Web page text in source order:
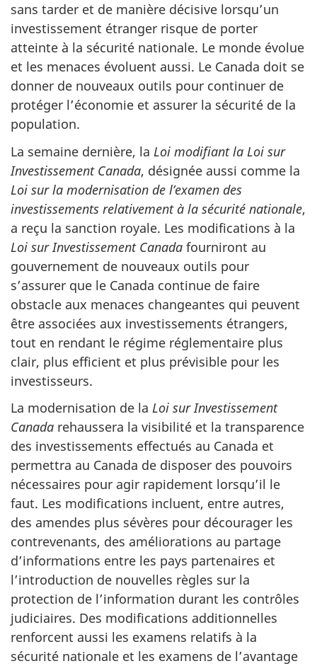
sans tarder et de manière décisive lorsqu’un
investissement étranger risque de porter
atteinte à la sécurité nationale. Le monde évolue
et les menaces évoluent aussi. Le Canada doit se
donner de nouveaux outils pour continuer de
protéger l’économie et assurer la sécurité de la
population.
La semaine dernière, la Loi modifiant la Loi sur
Investissement Canada, désignée aussi comme la
Loi sur la modernisation de l’examen des
investissements relativement à la sécurité nationale,
a reçu la sanction royale. Les modifications à la
Loi sur Investissement Canada fourniront au
gouvernement de nouveaux outils pour
s’assurer que le Canada continue de faire
obstacle aux menaces changeantes qui peuvent
être associées aux investissements étrangers,
tout en rendant le régime réglementaire plus
clair, plus efficient et plus prévisible pour les
investisseurs.
La modernisation de la Loi sur Investissement
Canada rehaussera la visibilité et la transparence
des investissements effectués au Canada et
permettra au Canada de disposer des pouvoirs
nécessaires pour agir rapidement lorsqu’il le
faut. Les modifications incluent, entre autres,
des amendes plus sévères pour décourager les
contrevenants, des améliorations au partage
d’informations entre les pays partenaires et
l’introduction de nouvelles règles sur la
protection de l’information durant les contrôles
judiciaires. Des modifications additionnelles
renforcent aussi les examens relatifs à la
sécurité nationale et les examens de l’avantage